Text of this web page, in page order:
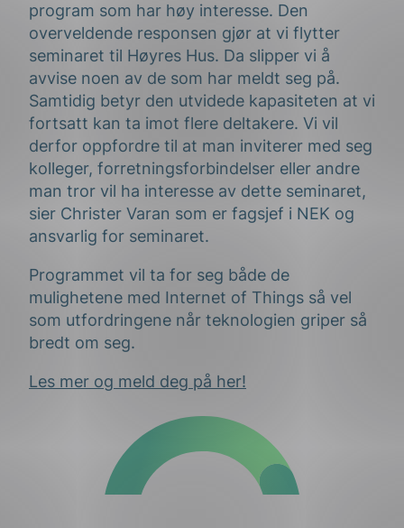
program som har høy interesse. Den
overveldende responsen gjør at vi flytter
seminaret til Høyres Hus. Da slipper vi å
avvise noen av de som har meldt seg på.
Samtidig betyr den utvidede kapasiteten at vi
fortsatt kan ta imot flere deltakere. Vi vil
derfor oppfordre til at man inviterer med seg
kolleger, forretningsforbindelser eller andre
man tror vil ha interesse av dette seminaret,
sier Christer Varan som er fagsjef i NEK og
ansvarlig for seminaret.
Programmet vil ta for seg både de
mulighetene med Internet of Things så vel
som utfordringene når teknologien griper så
bredt om seg.
Les mer og meld deg på her!